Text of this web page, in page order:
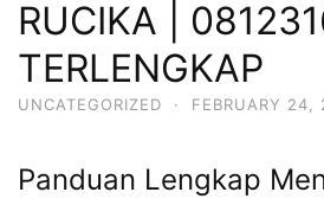
RUCIKA |
TERLENGKAP
UNCATEGORIZED · FEBRUARY 24,
Panduan Lengkap